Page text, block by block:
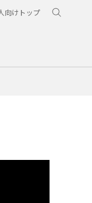
向けトップ